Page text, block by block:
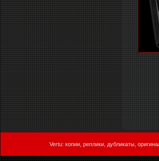
Vertu: копии, реплики, дубликаты,